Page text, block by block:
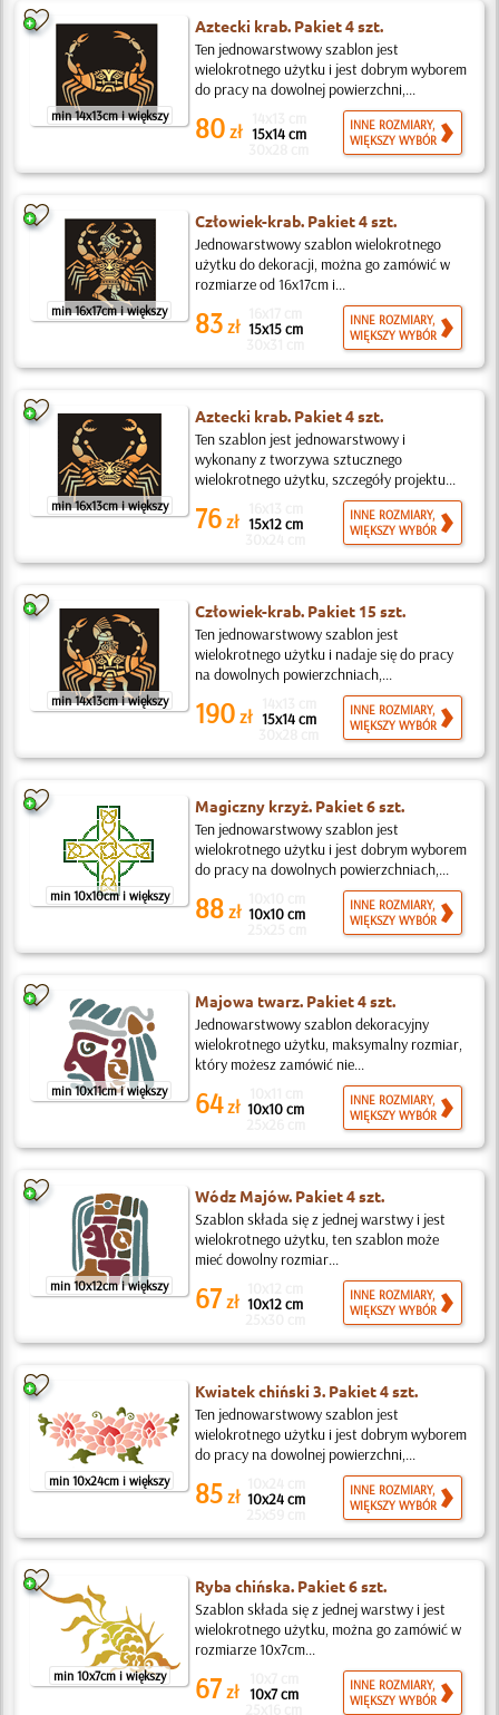
min 14x13cm i większy
Aztecki krab. Pakiet 4 szt.
Ten jednowarstwowy szablon jest
wielokrotnego użytku i jest dobrym wyborem
do pracy na dowolnej powierzchni,...
80 zł 15x14 cm
INNE ROZMIARY,
WIĘKSZY WYBÓR
min 16x17cm i większy
Człowiek-krab. Pakiet 4 szt.
Jednowarstwowy szablon wielokrotnego
użytku do dekoracji, można go zamówić w
rozmiarze od 16x17cm i...
83 zł 15x15 cm
INNE ROZMIARY,
WIĘKSZY WYBÓR
min 16x13cm i większy
Aztecki krab. Pakiet 4 szt.
Ten szablon jest jednowarstwowy i
wykonany z tworzywa sztucznego
wielokrotnego użytku, szczegóły projektu...
76 zł 15x12 cm
INNE ROZMIARY,
WIĘKSZY WYBÓR
min 14x13cm i większy
Człowiek-krab. Pakiet 15 szt.
Ten jednowarstwowy szablon jest
wielokrotnego użytku i nadaje się do pracy
na dowolnych powierzchniach,...
190 zł 15x14 cm
INNE ROZMIARY,
WIĘKSZY WYBÓR
min 10x10cm i większy
Magiczny krzyż. Pakiet 6 szt.
Ten jednowarstwowy szablon jest
wielokrotnego użytku i jest dobrym wyborem
do pracy na dowolnych powierzchniach,...
88 zł 10x10 cm
INNE ROZMIARY,
WIĘKSZY WYBÓR
min 10x11cm i większy
Majowa twarz. Pakiet 4 szt.
Jednowarstwowy szablon dekoracyjny
wielokrotnego użytku, maksymalny rozmiar,
który możesz zamówić nie...
64zł 10x10 cm
INNE ROZMIARY,
WIĘKSZY WYBÓR
min 10x12cm i większy
Wódz Majów. Pakiet 4 szt.
Szablon składa się z jednej warstwy i jest
wielokrotnego użytku, ten szablon może
mieć dowolny rozmiar...
67 zł 10x12 cm
INNE ROZMIARY,
WIĘKSZY WYBÓR
min 10x24cm i większy
Kwiatek chiński 3. Pakiet 4 szt.
Ten jednowarstwowy szablon jest
wielokrotnego użytku i jest dobrym wyborem
do pracy na dowolnej powierzchni,...
85 zł 10x24 cm
INNE ROZMIARY,
WIĘKSZY WYBÓR
min 10x7cm i większy
Ryba chińska. Pakiet 6 szt.
Szablon składa się z jednej warstwy i jest
wielokrotnego użytku, można go zamówić w
rozmiarze 10x7cm...
67 zł 10x7 cm
INNE ROZMIARY,
WIĘKSZY WYBÓR